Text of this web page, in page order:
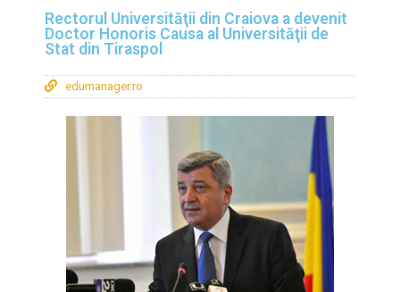
Rectorul Universităţii din Craiova a devenit
Doctor Honoris Causa al Universităţii de
Stat din Tiraspol
edumanager.ro